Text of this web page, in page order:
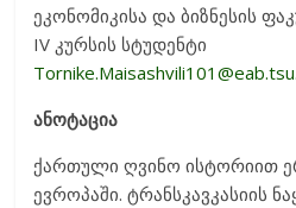
ეკონომიკისა და ბიზნესის
IV კურსის სტუდენტი
ანოტაცია
ქართული ღვინო ისტორიით
ევროპაში. ტრანსკავკასიის